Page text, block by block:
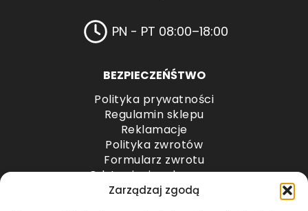
Zarządzaj zgodą
PN - PT 08:00–18:00
BEZPIECZEŃŚTWO
Polityka prywatności
Regulamin sklepu
Reklamacje
Polityka zwrotów
Formularz zwrotu
Odstąpienie od umowy
Odstąpienie od umowy – przesyłki paletowe